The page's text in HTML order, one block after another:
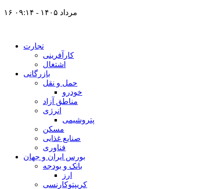
۱۶ مرداد ۱۴۰۵ - ۰۹:۱۴
تجارت
کارآفرینی
اشتغال
بازرگانی
حمل و نقل
خودرو
مناطق آزاد
انرژی
پتروشیمی
مسکن
صنایع غذایی
فناوری
بورس ایران و جهان
بانک و بودجه
ارز
کریپتوکارنسی